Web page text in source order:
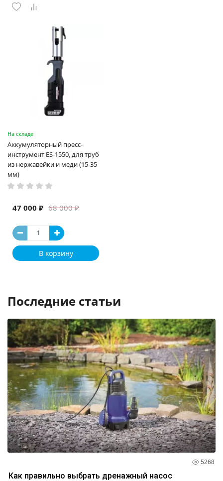
На складе
Аккумуляторный пресс-
инструмент ES-1550, для труб
из нержавейки и меди (15-35
мм)
68 000 ₽
47 000 ₽
В корзину
Последние статьи
5268
Как правильно выбрать дренажный насос